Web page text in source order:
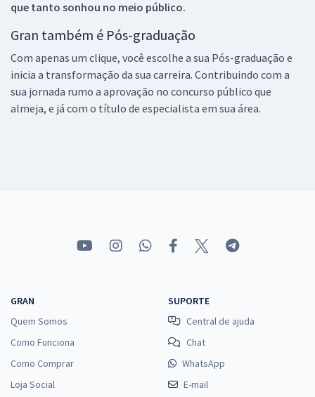
que tanto sonhou no meio público.
Gran também é Pós-graduação
Com apenas um clique, você escolhe a sua Pós-graduação e
inicia a transformação da sua carreira. Contribuindo com a
sua jornada rumo a aprovação no concurso público que
almeja, e já com o título de especialista em sua área.
GRAN
Quem Somos
Como Funciona
Como Comprar
Loja Social
SUPORTE
Central de ajuda
Chat
WhatsApp
E-mail